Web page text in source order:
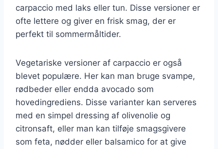
carpaccio med laks eller tun. Disse versioner er
ofte lettere og giver en frisk smag, der er
perfekt til sommermåltider.
Vegetariske versioner af carpaccio er også
blevet populære. Her kan man bruge svampe,
rødbeder eller endda avocado som
hovedingrediens. Disse varianter kan serveres
med en simpel dressing af olivenolie og
citronsaft, eller man kan tilføje smagsgivere
som feta, nødder eller balsamico for at give